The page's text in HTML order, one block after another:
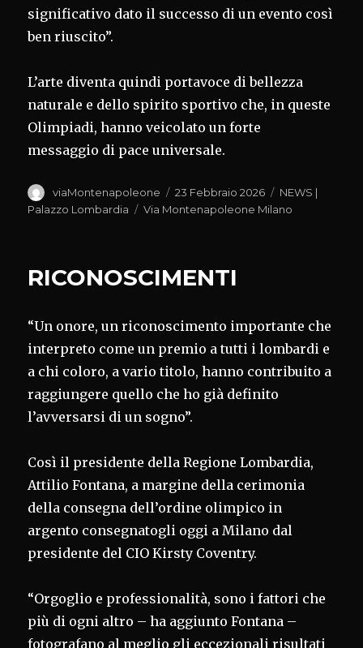
significativo dato il successo di un evento così
ben riuscito”.
L’arte diventa quindi portavoce di bellezza
naturale e dello spirito sportivo che, in queste
Olimpiadi, hanno veicolato un forte
messaggio di pace universale.
Autore
viaMontenapoleone
Pubblicato
il
23 Febbraio 2026 Categorie
NEWS |
Palazzo Lombardia
Tag
Via Montenapoleone Milano
RICONOSCIMENTI
“Un onore, un riconoscimento importante che
interpreto come un premio a tutti i lombardi e
a chi coloro, a vario titolo, hanno contribuito a
raggiungere quello che ho già definito
l’avversarsi di un sogno”.
Così il presidente della Regione Lombardia,
Attilio Fontana, a margine della cerimonia
della consegna dell’ordine olimpico in
argento consegnatogli oggi a Milano dal
presidente del CIO Kirsty Coventry.
“Orgoglio e professionalità, sono i fattori che
più di ogni altro – ha aggiunto Fontana –
fotografano al meglio gli eccezionali risultati